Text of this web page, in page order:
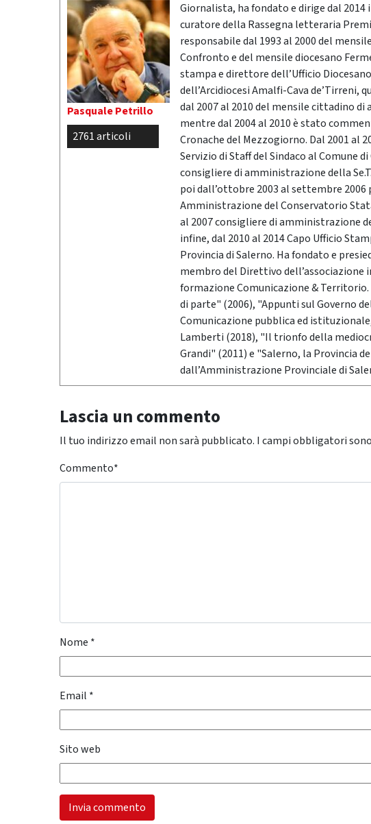
Pasquale Petrillo
2761 articoli
Giornalista, ha fondato e dirige dal 2014
curatore della Rassegna letteraria
responsabile dal 1993 al 2000 del
Confronto e del mensile diocesano
stampa e direttore dell’Ufficio
dell’Arcidiocesi Amalfi-Cava
dal 2007 al 2010 del mensile cittadino
mentre dal 2004 al 2010 è stato
Cronache del Mezzogiorno. Dal 2001 al
Servizio di Staff del Sindaco al Comune
consigliere di amministrazione della
poi dall’ottobre 2003 al settembre
Amministrazione del Conservatorio
al 2007 consigliere di amministrazione
infine, dal 2010 al 2014 Capo Ufficio
Provincia di Salerno. Ha fondato e
membro del Direttivo dell’associazione
formazione Comunicazione &
di parte" (2006), "Appunti sul Governo
Comunicazione pubblica ed
Lamberti (2018), "Il trionfo della
Grandi" (2011) e "Salerno, la Provincia
dall’Amministrazione Provinciale di
Lascia un commento
Il tuo indirizzo email non sarà pubblicato. I campi obbligatori
Commento*
Nome *
Email *
Sito web